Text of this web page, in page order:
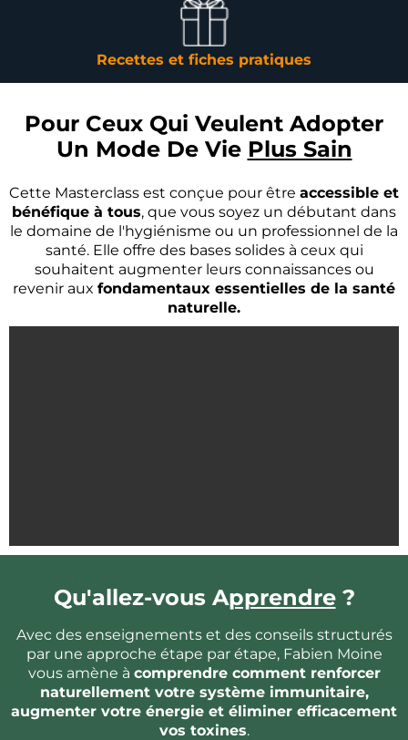
Recettes et fiches pratiques
Pour Ceux Qui Veulent Adopter
Un Mode De Vie Plus Sain
Cette Masterclass est conçue pour être accessible et
bénéfique à tous, que vous soyez un débutant dans
le domaine de l'hygiénisme ou un professionnel de la
santé. Elle offre des bases solides à ceux qui
souhaitent augmenter leurs connaissances ou
revenir aux fondamentaux essentielles de la santé
naturelle.
Qu'allez-vous Apprendre?
Avec des enseignements et des conseils structurés
par une approche étape par étape, Fabien Moine
vous amène à comprendre comment renforcer
naturellement votre système immunitaire,
augmenter votre énergie et éliminer efficacement
vos toxines.